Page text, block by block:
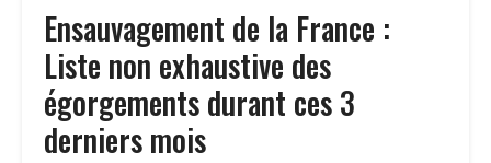
Ensauvagement de la France :
Liste non exhaustive des
égorgements durant ces 3
derniers mois